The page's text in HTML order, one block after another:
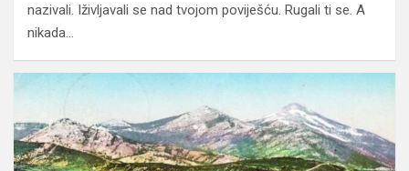
nazivali. Iživljavali se nad tvojom poviješću. Rugali ti se. A
nikada…